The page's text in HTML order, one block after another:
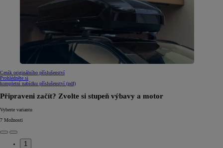
Ceník originálního příslušenství
Prohlédněte si
kompletní nabídku příslušenství (pdf)
Připraveni začít? Zvolte si stupeň výbavy a motor
Vyberte variantu
7 Možnosti
1